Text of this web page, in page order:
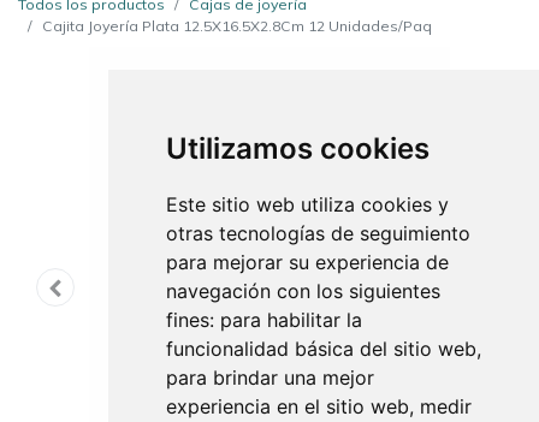
Utilizamos cookies
Este sitio web utiliza cookies y
otras tecnologías de seguimiento
para mejorar su experiencia de
navegación con los siguientes
fines: para habilitar la
funcionalidad básica del sitio web,
para brindar una mejor
experiencia en el sitio web, medir
Todos los productos
Cajas de joyería
Cajita Joyería Plata 12.5X16.5X2.8Cm 12 Unidades/Paq